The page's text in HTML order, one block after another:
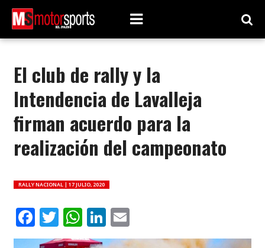
El club de rally y la
Intendencia de Lavalleja
firman acuerdo para la
realización del campeonato
RALLY NACIONAL | 17 JULIO, 2020
Facebook
Twitter
WhatsApp
LinkedIn
Email